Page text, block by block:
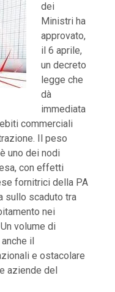
dei
Ministri ha
approvato,
il 6 aprile,
un decreto
legge che
dà
immediata
commerciali
Il peso
uno dei nodi
con effetti
fornitrici della PA
sullo scaduto tra
nei
volume di
il
e ostacolare
aziende del